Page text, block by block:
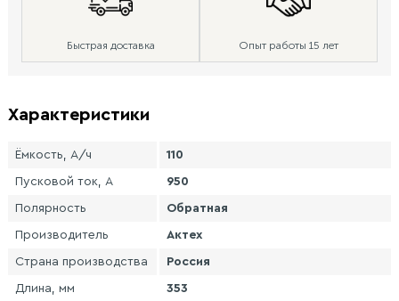
Быстрая доставка Опыт работы 15 лет
Характеристики
Ёмкость, А/ч 110
Пусковой ток, А 950
Полярность Обратная
Производитель Актех
Страна производства Россия
Длина, мм 353